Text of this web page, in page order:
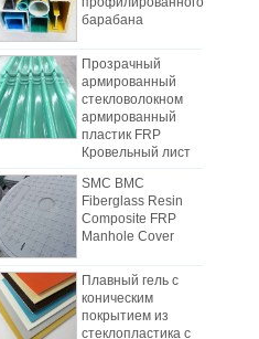
Прозрачный
армированный
стекловолокном
армированный
пластик FRP
Кровельный лист
SMC BMC
Fiberglass Resin
Composite FRP
Manhole Cover
Плавный гель с
коническим
покрытием из
стеклопластика с
армированным
выбрать панели для
тележек
связи с затратами, установкой и
конструкцией, фургоны с
фургоном постепенно
изготовлены из
панелей FRP.
панели FRP
из FRP-квартир и
в качестве двух
днища и верхней части, в
дополнение к роли контроля
между листом
FRP и листами
укладки
В начале отрасли рабочая сила